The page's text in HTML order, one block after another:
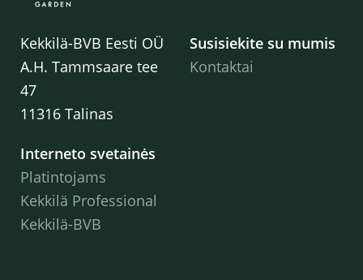
Kekkilä-BVB Eesti OÜ
A.H. Tammsaare tee
47
11316 Talinas
Susisiekite su mumis
Kontaktai
Interneto svetainės
Platintojams
Kekkilä Professional
Kekkilä-BVB